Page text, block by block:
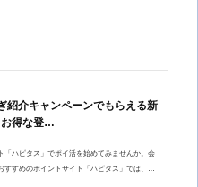
紹介キャンペーンでもらえる新
お得な登…
「ハピタス」でポイ活を始めてみませんか。会
すすめのポイントサイト「ハピタス」では、お